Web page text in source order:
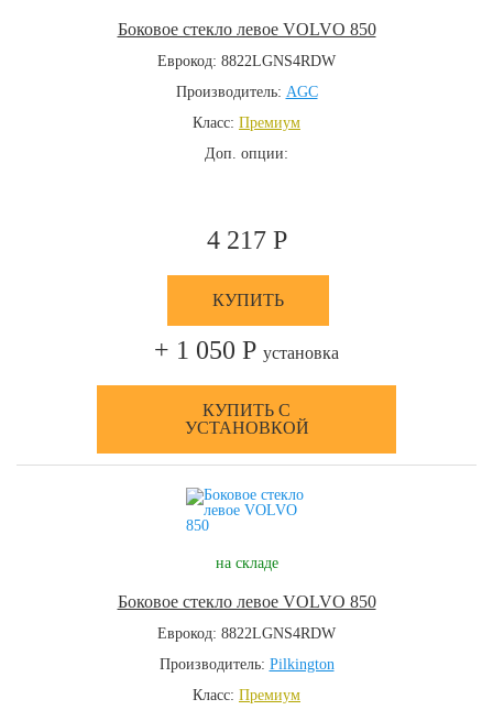
Боковое стекло левое VOLVO 850
Еврокод: 8822LGNS4RDW
Производитель: AGC
Класс: Премиум
Доп. опции:
4 217 Р
КУПИТЬ
+ 1 050 Р установка
КУПИТЬ С
УСТАНОВКОЙ
на складе
Боковое стекло левое VOLVO 850
Еврокод: 8822LGNS4RDW
Производитель: Pilkington
Класс: Премиум